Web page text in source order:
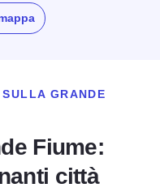
GRANDE
Fiume:
città